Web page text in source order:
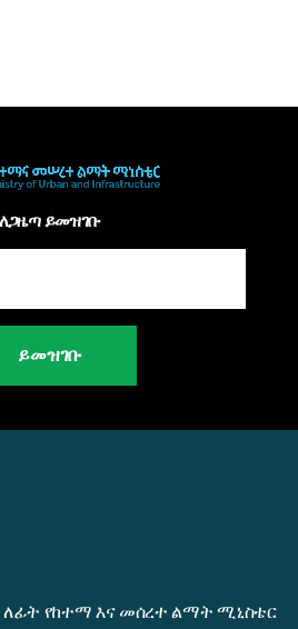
ለጋዜጣ ይመዝገቡ
ይመዝገቡ
ለፊት የከተማ እና መሰረተ ልማት ሚኒስቴር